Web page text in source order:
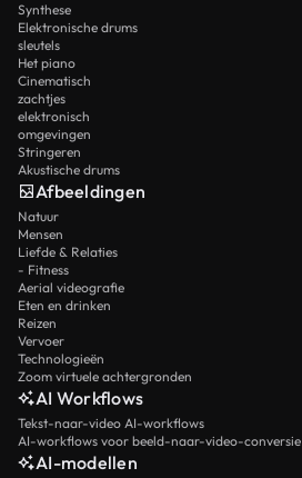
Synthese
Elektronische drums
sleutels
Het piano
Cinematisch
zachtjes
elektronisch
omgevingen
Stringeren
Akustische drums
Afbeeldingen
Natuur
Mensen
Liefde & Relaties
- Fitness
Aerial videografie
Eten en drinken
Reizen
Vervoer
Technologieën
Zoom virtuele achtergronden
AI Workflows
Tekst-naar-video AI-workflows
AI-workflows voor beeld-naar-video-conversie
AI-modellen